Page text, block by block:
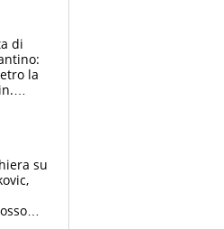
di
la
su